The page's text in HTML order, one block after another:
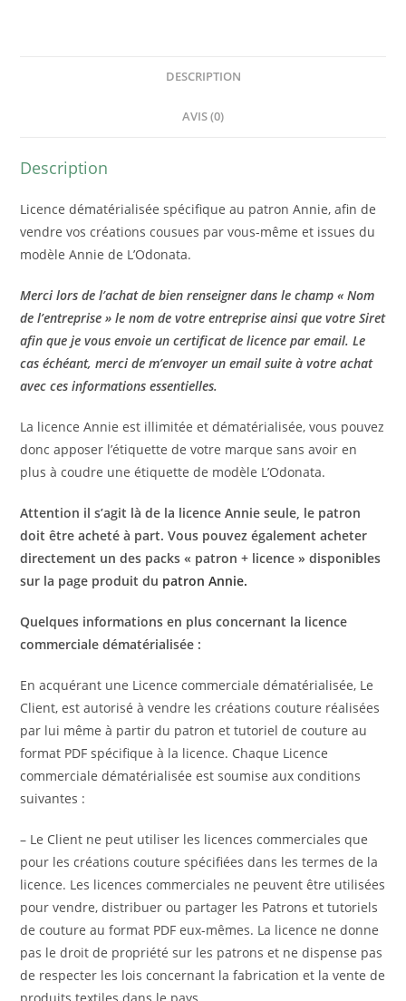
DESCRIPTION
AVIS (0)
Description
Licence dématérialisée spécifique au patron Annie, afin de
vendre vos créations cousues par vous-même et issues du
modèle Annie de L’Odonata.
Merci lors de l’achat de bien renseigner dans le champ « Nom
de l’entreprise » le nom de votre entreprise ainsi que votre Siret
afin que je vous envoie un certificat de licence par email.Le
cas échéant, merci de m’envoyer un email suite à votre achat
avec ces informations essentielles.
La licence Annie est illimitée et dématérialisée, vous pouvez
donc apposer l’étiquette de votre marque sans avoir en
plus à coudre une étiquette de modèle L’Odonata.
Attention il s’agit là de la licence Annie seule, le patron
doit être acheté à part.Vous pouvez également acheter
directement un des packs « patron + licence » disponibles
sur la page produit du patron Annie.
Quelques informations en plus concernant la licence
commerciale dématérialisée :
En acquérant une Licence commerciale dématérialisée, Le
Client, est autorisé à vendre les créations couture réalisées
par lui même à partir du patron et tutoriel de couture au
format PDF spécifique à la licence. Chaque Licence
commerciale dématérialisée est soumise aux conditions
suivantes :
– Le Client ne peut utiliser les licences commerciales que
pour les créations couture spécifiées dans les termes de la
licence. Les licences commerciales ne peuvent être utilisées
pour vendre, distribuer ou partager les Patrons et tutoriels
de couture au format PDF eux-mêmes. La licence ne donne
pas le droit de propriété sur les patrons et ne dispense pas
de respecter les lois concernant la fabrication et la vente de
produits textiles dans le pays.